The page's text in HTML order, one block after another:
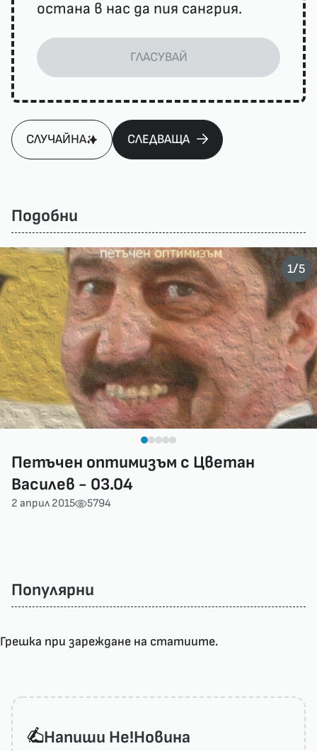
остана в нас да пия сангрия.
ГЛАСУВАЙ
СЛУЧАЙНА СЛЕДВАЩА
Подобни
Петъчен оптимизъм с Цветан
Василев - 03.04
2 април 2015 5794
1/5
Популярни
Грешка при зареждане на статиите.
Напиши He!Новина